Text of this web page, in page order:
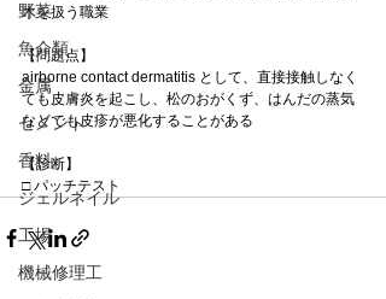
野菜
魚介類
金属
セメント
香料
ジェルネイル
工場
機械修理工
木を扱う職業
【問題点】
airborne contact dermatitis として、直接接触しなく
ても皮膚炎を起こし、松のおがくず、はんだの蒸気
などでも皮疹が悪化することがある
【診断】
□ パッチテスト